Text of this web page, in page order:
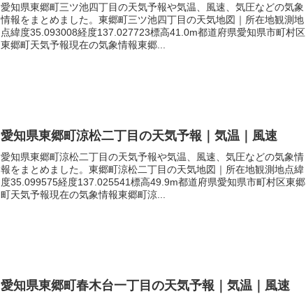
愛知県東郷町三ツ池四丁目の天気予報や気温、風速、気圧などの気象
情報をまとめました。東郷町三ツ池四丁目の天気地図｜所在地観測地
点緯度35.093008経度137.027723標高41.0m都道府県愛知県市町村区
東郷町天気予報現在の気象情報東郷...
愛知県東郷町涼松二丁目の天気予報｜気温｜風速
愛知県東郷町涼松二丁目の天気予報や気温、風速、気圧などの気象情
報をまとめました。東郷町涼松二丁目の天気地図｜所在地観測地点緯
度35.099575経度137.025541標高49.9m都道府県愛知県市町村区東郷
町天気予報現在の気象情報東郷町涼...
愛知県東郷町春木台一丁目の天気予報｜気温｜風速